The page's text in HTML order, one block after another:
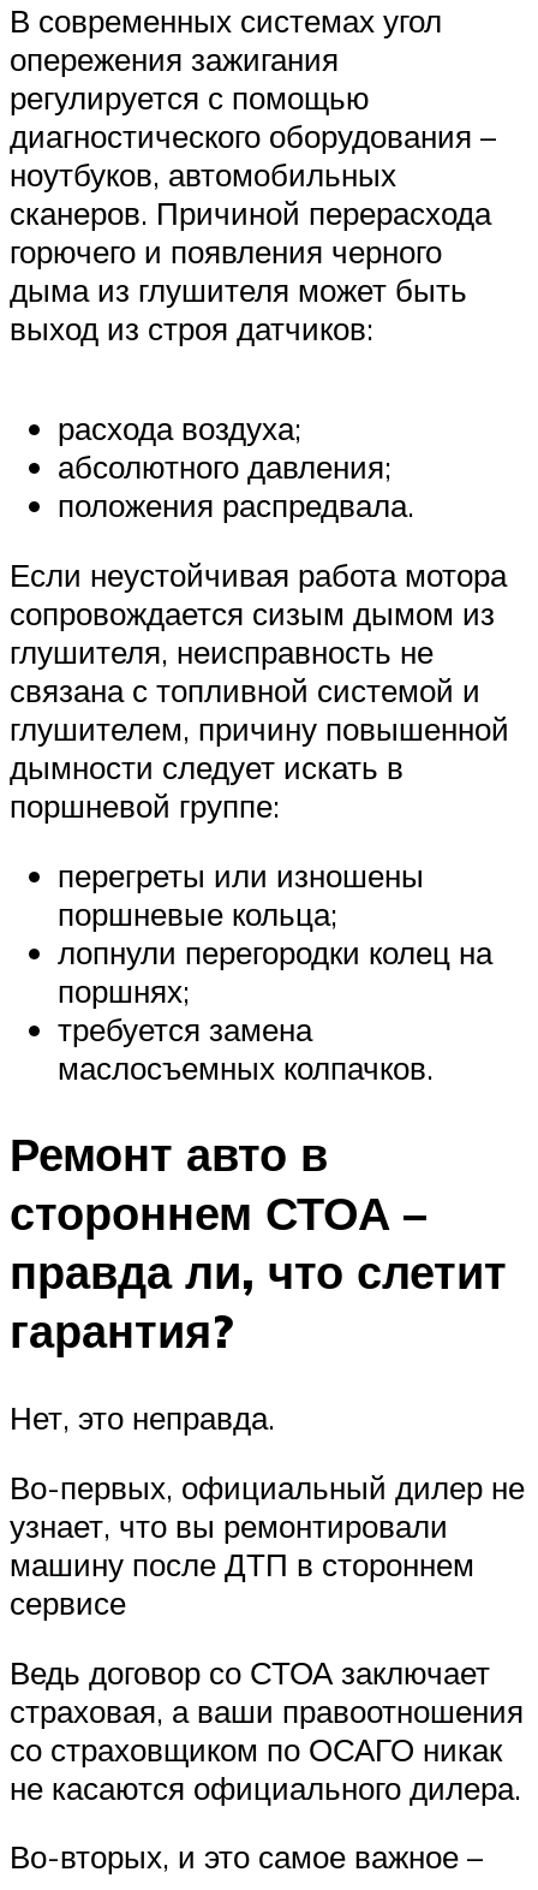
В современных системах угол
опережения зажигания
регулируется с помощью
диагностического оборудования –
ноутбуков, автомобильных
сканеров. Причиной перерасхода
горючего и появления черного
дыма из глушителя может быть
выход из строя датчиков:
расхода воздуха;
абсолютного давления;
положения распредвала.
Если неустойчивая работа мотора
сопровождается сизым дымом из
глушителя, неисправность не
связана с топливной системой и
глушителем, причину повышенной
дымности следует искать в
поршневой группе:
перегреты или изношены
поршневые кольца;
лопнули перегородки колец на
поршнях;
требуется замена
маслосъемных колпачков.
Ремонт авто в
стороннем СТОА –
правда ли, что слетит
гарантия?
Нет, это неправда.
Во-первых, официальный дилер не
узнает, что вы ремонтировали
машину после ДТП в стороннем
сервисе
Ведь договор со СТОА заключает
страховая, а ваши правоотношения
со страховщиком по ОСАГО никак
не касаются официального дилера.
Во-вторых, и это самое важное –